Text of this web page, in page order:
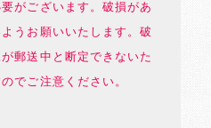
がございます。破損があ
うお願いいたします。破
郵送中と断定できないた
でご注意ください。